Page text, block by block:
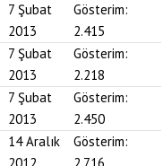
7 Şubat
2013
Gösterim:
2.415
7 Şubat
2013
Gösterim:
2.218
7 Şubat
2013
Gösterim:
2.450
14 Aralık
Gösterim: